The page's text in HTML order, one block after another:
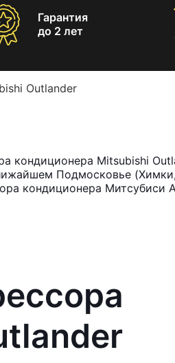
Гарантия
до 2 лет
Outlander
кондиционера Mitsubishi
Подмосковье
кондиционера Митсубиси